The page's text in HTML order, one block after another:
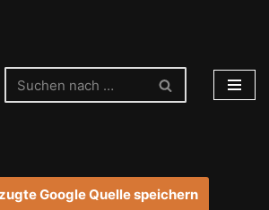
Google Quelle speichern